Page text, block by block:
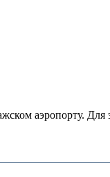
аэропорту. Для